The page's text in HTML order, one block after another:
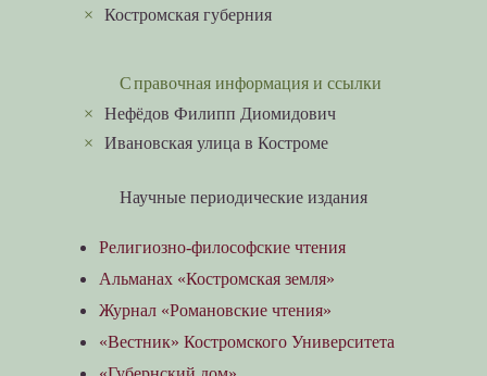
×Костромская губерния
Справочная информация и ссылки
×Нефёдов Филипп Диомидович
×Ивановская улица в Костроме
Научные периодические издания
Религиозно-философские чтения
Альманах «Костромская земля»
Журнал «Романовские чтения»
«Вестник» Костромского Университета